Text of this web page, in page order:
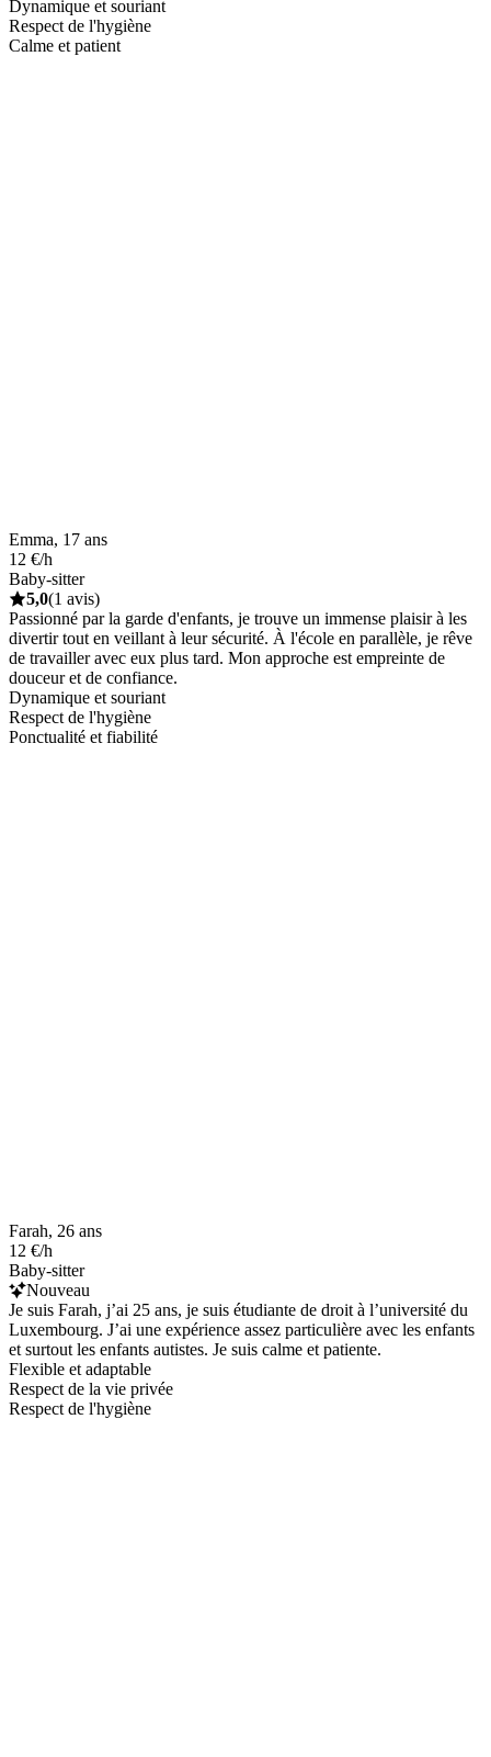
Dynamique et souriant
Respect de l'hygiène
Calme et patient
Emma, 17 ans
12 €/h
Baby-sitter
5,0(1 avis)
Passionné par la garde d'enfants, je trouve un immense plaisir à les
divertir tout en veillant à leur sécurité. À l'école en parallèle, je rêve
de travailler avec eux plus tard. Mon approche est empreinte de
douceur et de confiance.
Dynamique et souriant
Respect de l'hygiène
Ponctualité et fiabilité
Farah, 26 ans
12 €/h
Baby-sitter
Nouveau
Je suis Farah, j’ai 25 ans, je suis étudiante de droit à l’université du
Luxembourg. J’ai une expérience assez particulière avec les enfants
et surtout les enfants autistes. Je suis calme et patiente.
Flexible et adaptable
Respect de la vie privée
Respect de l'hygiène